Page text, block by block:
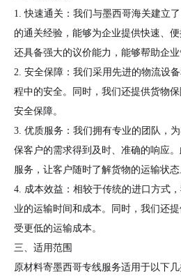
1. 快速通关：我们与墨西哥海关建立
的通关经验，能够为企业提供快速、
还具备强大的议价能力，能够帮助企业
2. 安全保障：我们采用先进的物流设
程中的安全。同时，我们还提供货物
安全保障。
3. 优质服务：我们拥有专业的团队，
保客户的需求得到及时、准确的响应
服务，让客户随时了解货物的运输状态
4. 成本效益：相较于传统的进口方式
业的运输时间和成本。同时，我们还
受更低的运输成本。
三、适用范围
原材料寄墨西哥专线服务适用于以下几